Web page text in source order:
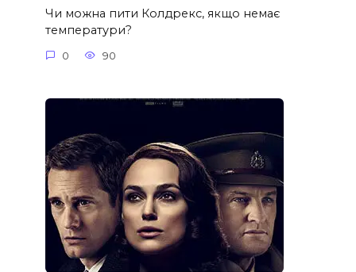
Чи можна пити Колдрекс, якщо немає
температури?
0 90